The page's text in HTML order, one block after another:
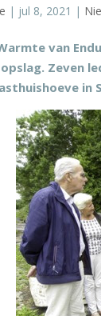
| jul 8, 2021 |
van
Zeven
in